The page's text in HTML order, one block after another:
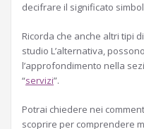
decifrare il significato
Ricorda che anche altri tipi
studio L’alternativa,
l’approfondimento nella
“servizi”.
Potrai chiedere nei
scoprire per comprendere